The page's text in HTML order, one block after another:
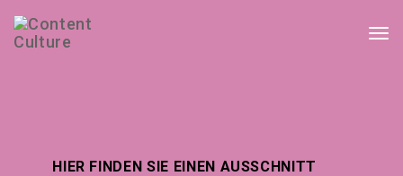
HIER FINDEN SIE EINEN AUSSCHNITT